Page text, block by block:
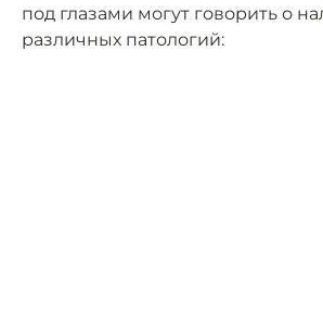
под глазами могут говорить о
различных патологий: